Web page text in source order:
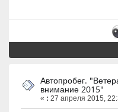
Автопробег.
внимание 2015"
« : 27 апреля 2015,